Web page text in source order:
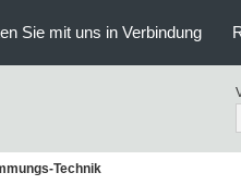
Sie mit uns in Verbindung
Technik